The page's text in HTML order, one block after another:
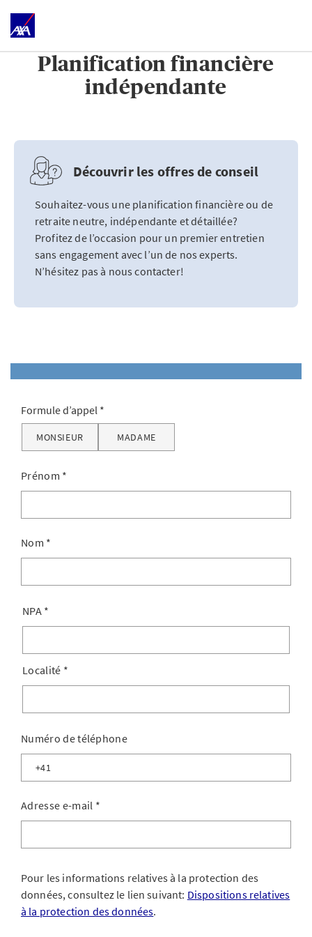
Planification financière
indépendante
Découvrir les offres de conseil
Souhaitez-vous une planification financière ou de
retraite neutre, indépendante et détaillée?
Profitez de l’occasion pour un premier entretien
sans engagement avec l’un de nos experts.
N’hésitez pas à nous contacter!
Formule d’appel
MONSIEUR MADAME
Prénom *
Nom *
NPA *
Localité *
Numéro de téléphone
Adresse e-mail *
Pour les informations relatives à la protection des
données, consultez le lien suivant: Dispositions relatives
à la protection des données.